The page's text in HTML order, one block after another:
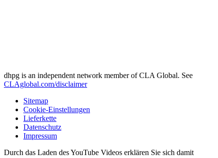
dhpg is an independent network member of CLA Global. See
CLAglobal.com/disclaimer
Sitemap
Cookie-Einstellungen
Lieferkette
Datenschutz
Impressum
Durch das Laden des YouTube Videos erklären Sie sich damit